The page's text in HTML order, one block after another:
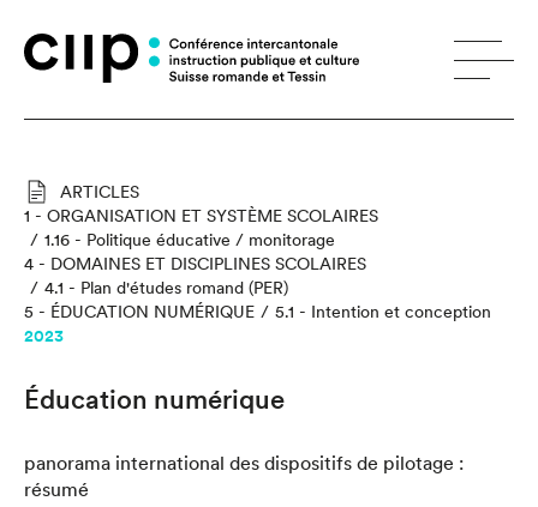
ARTICLES
1 - ORGANISATION ET SYSTÈME SCOLAIRES
1.16 - Politique éducative / monitorage
4 - DOMAINES ET DISCIPLINES SCOLAIRES
4.1 - Plan d'études romand (PER)
5 - ÉDUCATION NUMÉRIQUE
5.1 - Intention et conception
2023
Éducation numérique
panorama international des dispositifs de pilotage :
résumé